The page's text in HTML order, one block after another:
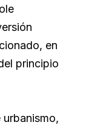
en
principio
urbanismo,